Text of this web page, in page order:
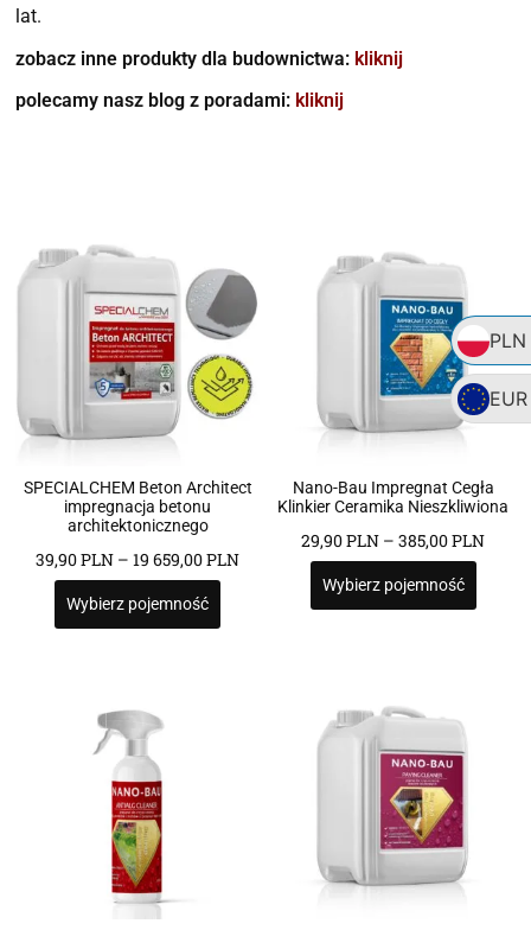
PLN
EUR
lat.
zobacz inne produkty dla budownictwa: kliknij
polecamy nasz blog z poradami: kliknij
SPECIALCHEM Beton Architect
impregnacja betonu
architektonicznego
39,90PLN –19 659,00PLN
Wybierz pojemność
Nano-Bau Impregnat Cegła
Klinkier Ceramika Nieszkliwiona
29,90PLN –385,00PLN
Wybierz pojemność